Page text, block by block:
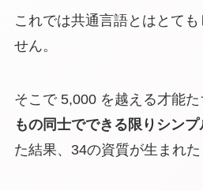
これでは共通言語とはとて
せん。
そこで 5,000 を越える才能た
もの同士でできる限りシン
た結果、34の資質が生まれた